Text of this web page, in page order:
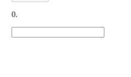
0.